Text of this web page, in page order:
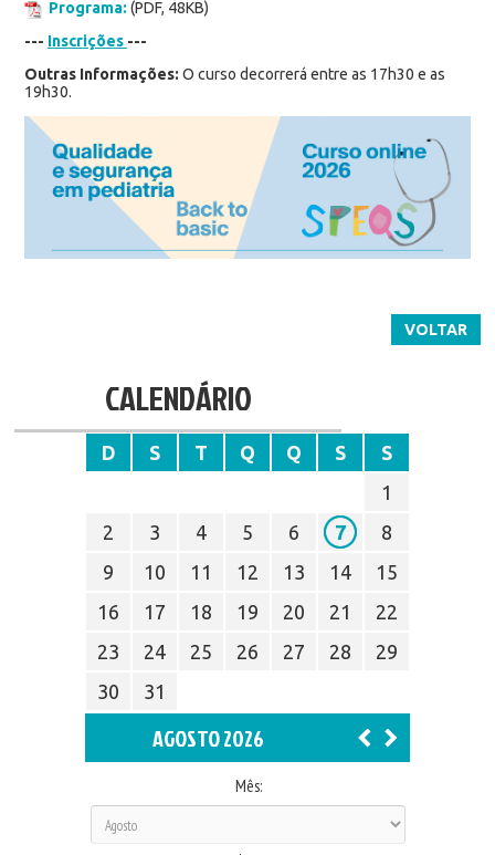
Programa: (PDF, 48KB)
--- Inscrições ---
Outras Informações: O curso decorrerá entre as 17h30 e as
19h30.
VOLTAR
CALENDÁRIO
D S T Q Q S
S
1
2
3 4 5 6 7
8
9
10 11 12 13 14
15
16
17 18 19 20 21
22
23
24 25 26 27 28
29
30
31
AGOSTO 2026
Mês: